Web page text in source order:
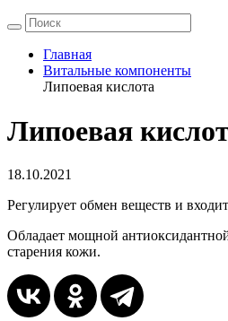
Главная
Витальные компоненты
Липоевая кислота
Липоевая
18.10.2021
Регулирует обмен веществ и
Обладает мощной
старения кожи.